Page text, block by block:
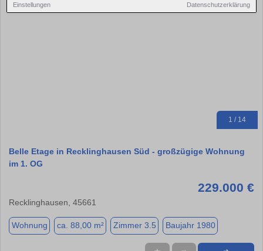
Einstellungen Datenschutzerklärung
1 / 14
Belle Etage in Recklinghausen Süd - großzügige Wohnung
im 1. OG
229.000 €
Recklinghausen, 45661
Wohnung ca. 88,00 m² Zimmer 3.5 Baujahr 1980